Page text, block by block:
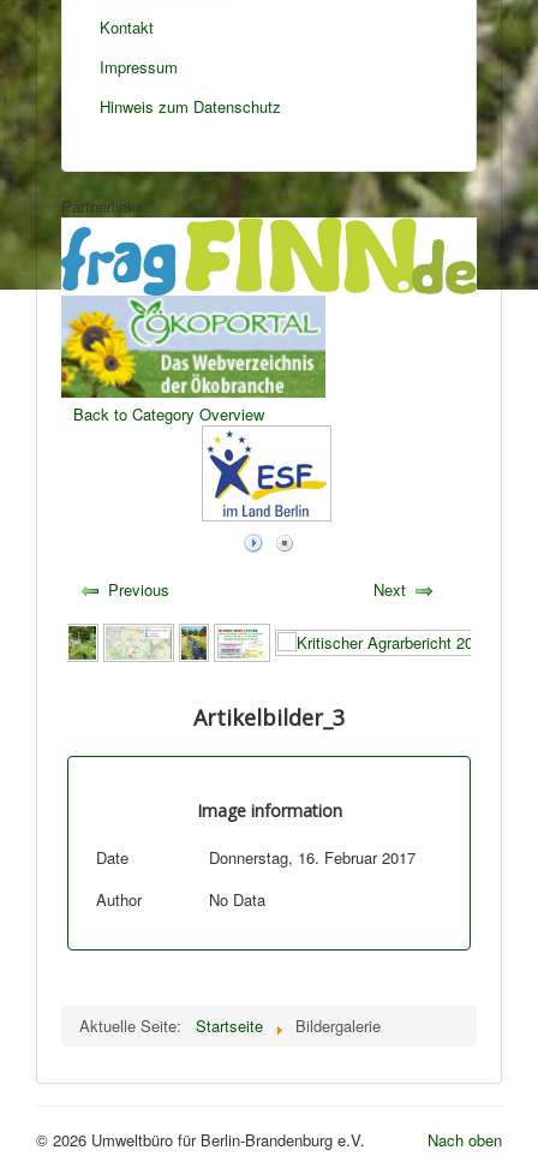
Kontakt
Impressum
Hinweis zum Datenschutz
Partnerlinks:
Back to Category Overview
Previous Next
Artikelbilder_3
Image information
Date
Donnerstag, 16. Februar 2017
Author
No Data
Aktuelle Seite: Startseite Bildergalerie
Nach oben
© 2026 Umweltbüro für Berlin-Brandenburg e.V.